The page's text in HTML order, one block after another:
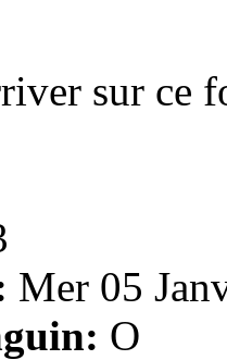
sur ce
Mer 05
O